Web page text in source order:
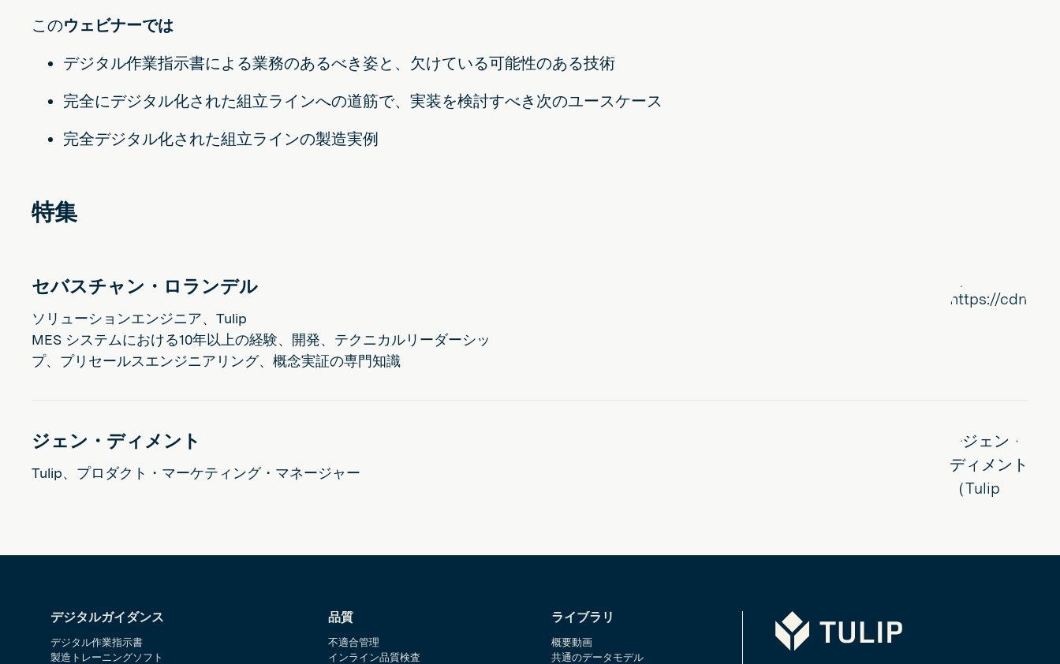
このウェビナーでは
デジタル作業指示書による業務のあるべき姿と、欠けている可能性のある技術
完全にデジタル化された組立ラインへの道筋で、実装を検討すべき次のユースケース
完全デジタル化された組立ラインの製造実例
特集
セバスチャン・ロランデル
ソリューションエンジニア、Tulip
MES システムにおける10年以上の経験、開発、テクニカルリーダーシッ
プ、プリセールスエンジニアリング、概念実証の専門知識
ジェン・ディメント
Tulip、プロダクト・マーケティング・マネージャー
デジタルガイダンス
デジタル作業指示書
製造トレーニングソフト
品質
不適合管理
インライン品質検査
ライブラリ
概要動画
共通のデータモデル
Tulip